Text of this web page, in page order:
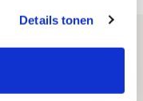
Details tonen